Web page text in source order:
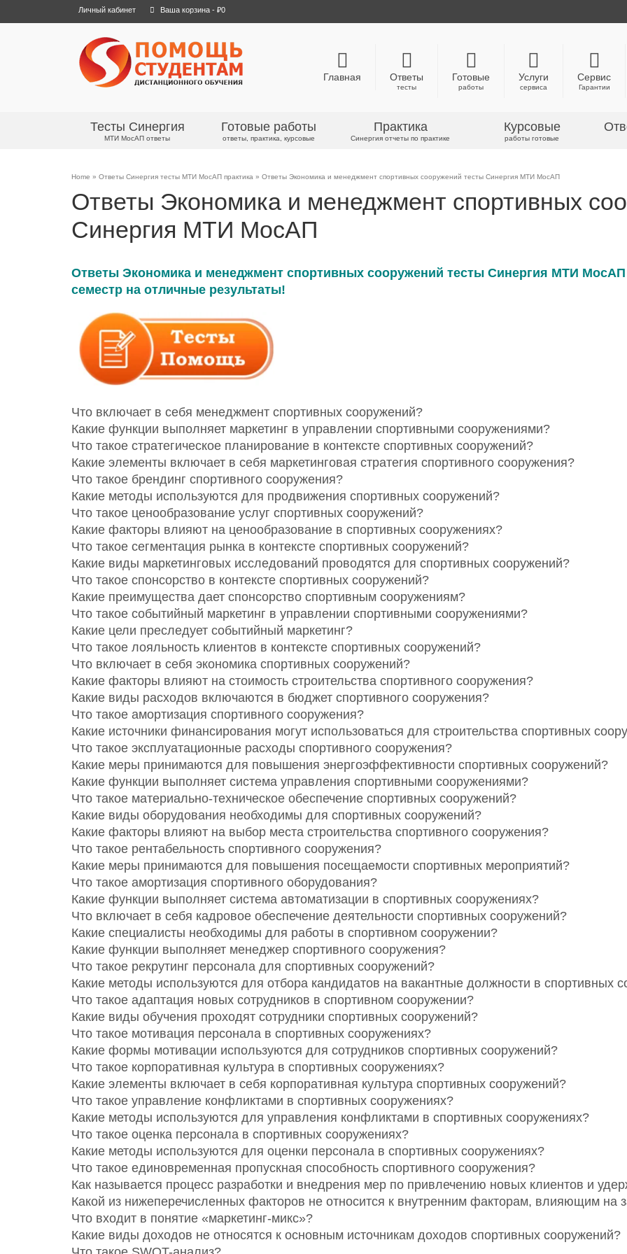
Личный кабинет Ваша корзина - ₽0
Главная Ответы
тесты
Готовые
работы
Услуги
сервиса
Сервис
Гарантии
Тесты Синергия
МТИ МосАП ответы
Готовые работы
ответы, практика, курсовые
Практика
Синергия отчеты по практике
Курсовые
работы готовые
Home » Ответы Синергия тесты МТИ МосАП практика » Ответы Экономика и менеджмент спортивных сооружений тесты Синергия МТИ МосАП
Ответы Экономика и менеджмент спортивных
Синергия МТИ МосАП
Ответы Экономика и менеджмент спортивных сооружений тесты Синергия МТИ
семестр на отличные результаты!
Что включает в себя менеджмент спортивных сооружений?
Какие функции выполняет маркетинг в управлении спортивными сооружениями?
Что такое стратегическое планирование в контексте спортивных сооружений?
Какие элементы включает в себя маркетинговая стратегия спортивного сооружения?
Что такое брендинг спортивного сооружения?
Какие методы используются для продвижения спортивных сооружений?
Что такое ценообразование услуг спортивных сооружений?
Какие факторы влияют на ценообразование в спортивных сооружениях?
Что такое сегментация рынка в контексте спортивных сооружений?
Какие виды маркетинговых исследований проводятся для спортивных сооружений?
Что такое спонсорство в контексте спортивных сооружений?
Какие преимущества дает спонсорство спортивным сооружениям?
Что такое событийный маркетинг в управлении спортивными сооружениями?
Какие цели преследует событийный маркетинг?
Что такое лояльность клиентов в контексте спортивных сооружений?
Что включает в себя экономика спортивных сооружений?
Какие факторы влияют на стоимость строительства спортивного сооружения?
Какие виды расходов включаются в бюджет спортивного сооружения?
Что такое амортизация спортивного сооружения?
Какие источники финансирования могут использоваться для строительства спортивных
Что такое эксплуатационные расходы спортивного сооружения?
Какие меры принимаются для повышения энергоэффективности спортивных сооружений?
Какие функции выполняет система управления спортивными сооружениями?
Что такое материально-техническое обеспечение спортивных сооружений?
Какие виды оборудования необходимы для спортивных сооружений?
Какие факторы влияют на выбор места строительства спортивного сооружения?
Что такое рентабельность спортивного сооружения?
Какие меры принимаются для повышения посещаемости спортивных мероприятий?
Что такое амортизация спортивного оборудования?
Какие функции выполняет система автоматизации в спортивных сооружениях?
Что включает в себя кадровое обеспечение деятельности спортивных сооружений?
Какие специалисты необходимы для работы в спортивном сооружении?
Какие функции выполняет менеджер спортивного сооружения?
Что такое рекрутинг персонала для спортивных сооружений?
Какие методы используются для отбора кандидатов на вакантные должности в спортивных
Что такое адаптация новых сотрудников в спортивном сооружении?
Какие виды обучения проходят сотрудники спортивных сооружений?
Что такое мотивация персонала в спортивных сооружениях?
Какие формы мотивации используются для сотрудников спортивных сооружений?
Что такое корпоративная культура в спортивных сооружениях?
Какие элементы включает в себя корпоративная культура спортивных сооружений?
Что такое управление конфликтами в спортивных сооружениях?
Какие методы используются для управления конфликтами в спортивных сооружениях?
Что такое оценка персонала в спортивных сооружениях?
Какие методы используются для оценки персонала в спортивных сооружениях?
Что такое единовременная пропускная способность спортивного сооружения?
Как называется процесс разработки и внедрения мер по привлечению новых клиентов и
Какой из нижеперечисленных факторов не относится к внутренним факторам, влияющим на
Что входит в понятие «маркетинг-микс»?
Какие виды доходов не относятся к основным источникам доходов спортивных сооружений?